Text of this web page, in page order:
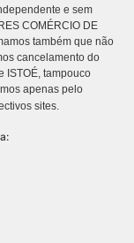
e sem
COMÉRCIO DE
também que não
cancelamento do
ISTOÉ, tampouco
apenas pelo
sites.